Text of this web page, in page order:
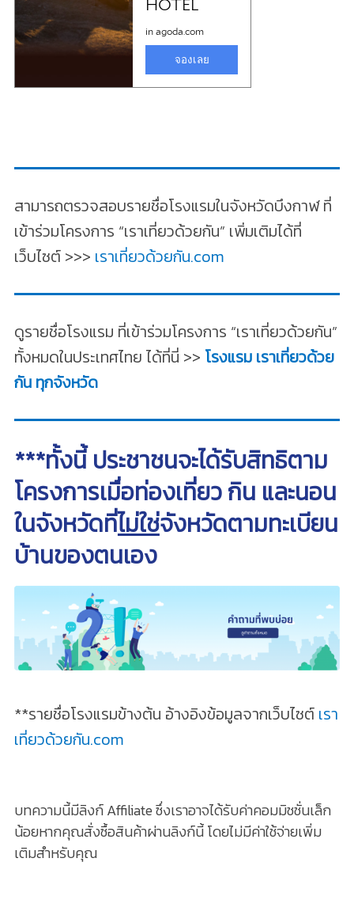
สามารถตรวจสอบรายชื่อโรงแรมในจังหวัดบึงกาฬ ที่
เข้าร่วมโครงการ “เราเที่ยวด้วยกัน” เพิ่มเติมได้ที่
เว็บไซต์ >>> เราเที่ยวด้วยกัน.com
ดูรายชื่อโรงแรม ที่เข้าร่วมโครงการ “เราเที่ยวด้วยกัน”
ทั้งหมดในประเทศไทย ได้ที่นี่ >> โรงแรม เราเที่ยวด้วย
กัน ทุกจังหวัด
***ทั้งนี้ ประชาชนจะได้รับสิทธิตาม
โครงการเมื่อท่องเที่ยว กิน และนอน
ในจังหวัดที่ไม่ใช่จังหวัดตามทะเบียน
บ้านของตนเอง
**รายชื่อโรงแรมข้างต้น อ้างอิงข้อมูลจากเว็บไซต์ เรา
เที่ยวด้วยกัน.com
บทความนี้มีลิงก์ Affiliate ซึ่งเราอาจได้รับค่าคอมมิชชั่นเล็ก
น้อยหากคุณสั่งซื้อสินค้าผ่านลิงก์นี้ โดยไม่มีค่าใช้จ่ายเพิ่ม
เติมสำหรับคุณ